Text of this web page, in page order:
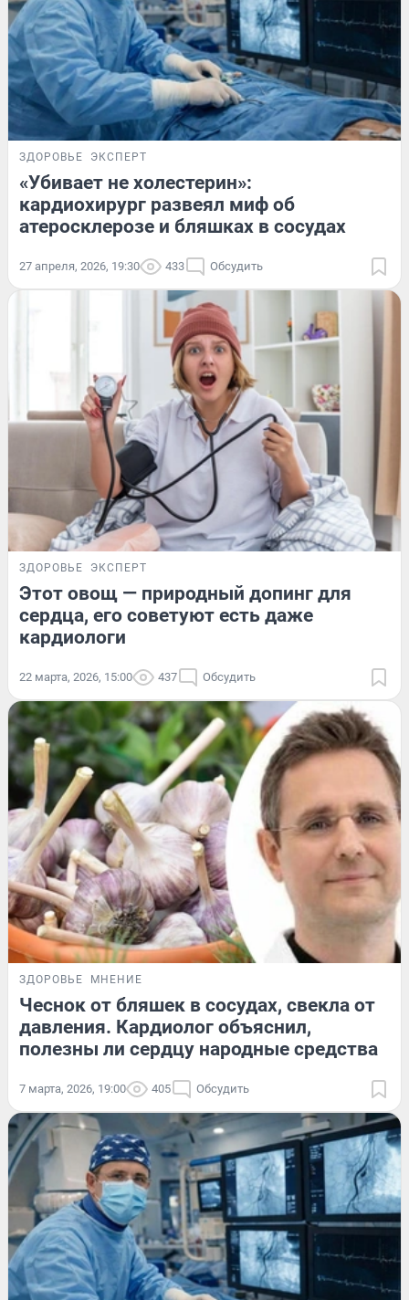
ЗДОРОВЬЕ ЭКСПЕРТ
«Убивает не холестерин»:
кардиохирург развеял миф об
атеросклерозе и бляшках в сосудах
27 апреля, 2026, 19:30 433 Обсудить
ЗДОРОВЬЕ ЭКСПЕРТ
Этот овощ — природный допинг для
сердца, его советуют есть даже
кардиологи
22 марта, 2026, 15:00 437 Обсудить
ЗДОРОВЬЕ МНЕНИЕ
Чеснок от бляшек в сосудах, свекла от
давления. Кардиолог объяснил,
полезны ли сердцу народные средства
7 марта, 2026, 19:00 405 Обсудить